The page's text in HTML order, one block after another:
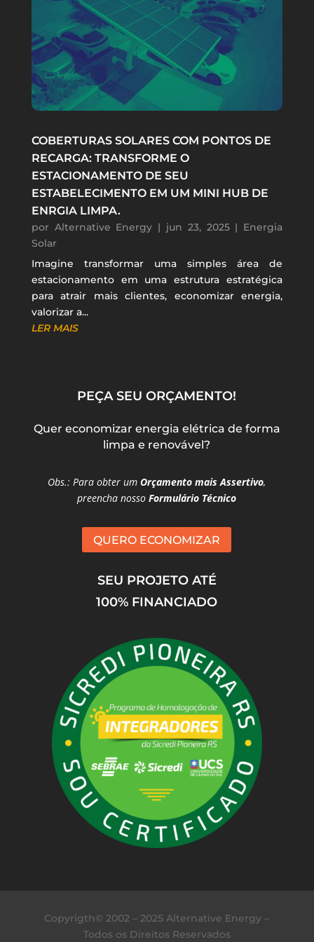
COBERTURAS SOLARES COM PONTOS DE
RECARGA: TRANSFORME O
ESTACIONAMENTO DE SEU
ESTABELECIMENTO EM UM MINI HUB DE
ENRGIA LIMPA.
por Alternative Energy | jun 23, 2025| Energia
Solar
Imagine transformar uma simples área de
estacionamento em uma estrutura estratégica
para atrair mais clientes, economizar energia,
valorizar a...
LER MAIS
PEÇA SEU ORÇAMENTO!
Quer economizar energia elétrica de forma
limpa e renovável?
Obs.: Para obter um Orçamento mais Assertivo,
preencha nossoFormulário Técnico
QUERO ECONOMIZAR
SEU PROJETO ATÉ
100% FINANCIADO
Copyrigth© 2002 – 2025 Alternative Energy –
Todos os Direitos Reservados